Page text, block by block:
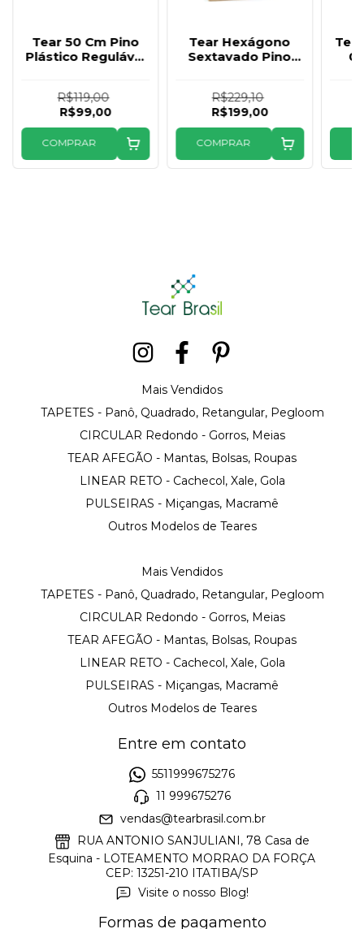
Tear 50 Cm Pino
Plástico Regulável
R$119,00
R$99,00
COMPRAR
Tear Hexágono
Sextavado Pino
R$229,10
R$199,00
COMPRAR
Mais Vendidos
TAPETES - Panô, Quadrado, Retangular, Pegloom
CIRCULAR Redondo - Gorros, Meias
TEAR AFEGÃO - Mantas, Bolsas, Roupas
LINEAR RETO - Cachecol, Xale, Gola
PULSEIRAS - Miçangas, Macramê
Outros Modelos de Teares
Mais Vendidos
TAPETES - Panô, Quadrado, Retangular, Pegloom
CIRCULAR Redondo - Gorros, Meias
TEAR AFEGÃO - Mantas, Bolsas, Roupas
LINEAR RETO - Cachecol, Xale, Gola
PULSEIRAS - Miçangas, Macramê
Outros Modelos de Teares
Entre em contato
5511999675276
11 999675276
vendas@tearbrasil.com.br
RUA ANTONIO SANJULIANI, 78 Casa de
Esquina - LOTEAMENTO MORRAO DA FORÇA
CEP: 13251-210 ITATIBA/SP
Visite o nosso Blog!
Formas de pagamento